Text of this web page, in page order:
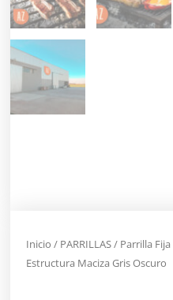
Inicio / PARRILLAS/ Parrilla
Estructura Maciza Gris Oscuro